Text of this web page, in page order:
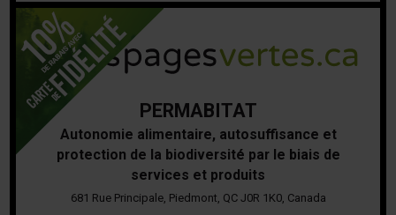
PERMABITAT
Autonomie alimentaire, autosuffisance et
protection de la biodiversité par le biais de
services et produits
681 Rue Principale, Piedmont, QC J0R 1K0, Canada